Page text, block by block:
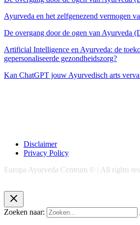
Ayurveda en het zelfgenezend vermogen
De overgang door de ogen van Ayurveda
Artificial Intelligence en Ayurveda: de
gepersonaliseerde gezondheidszorg?
Kan ChatGPT jouw Ayurvedisch arts
Disclaimer
Privacy Policy
Europa Ayurveda Centrum © | All rights
Zoeken naar: